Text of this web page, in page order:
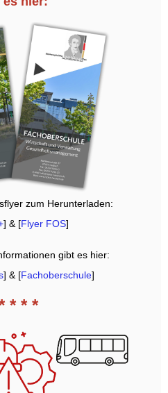
zum Herunterladen:
] & [Flyer FOS]
gibt es hier:
] & [Fachoberschule]
* * *